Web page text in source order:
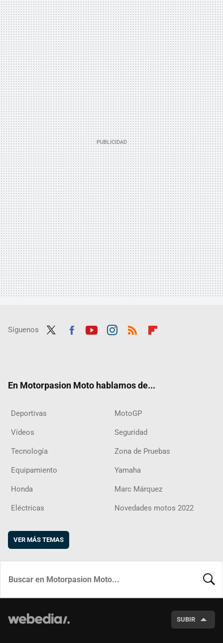
Síguenos
En Motorpasion Moto hablamos de...
Deportivas MotoGP
Vídeos Seguridad
Tecnología Zona de Pruebas
Equipamiento Yamaha
Honda Marc Márquez
Eléctricas Novedades motos 2022
VER MÁS TEMAS
SUBIR